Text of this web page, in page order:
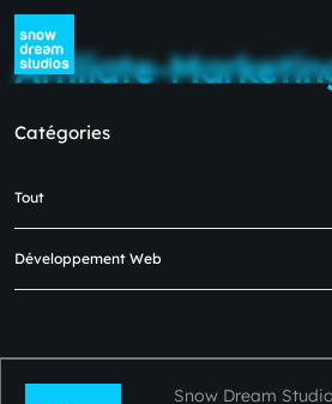
Affiliate-
moment dans cette
Veuillez revenir
Catégories
Tout
Développement Web
Snow Dream